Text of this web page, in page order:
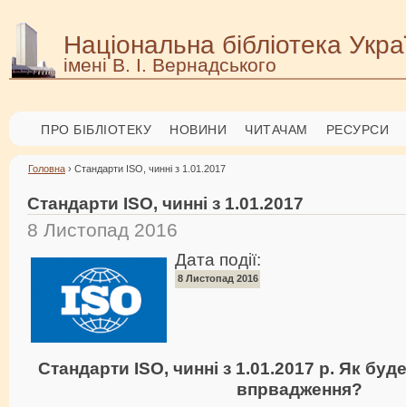
Національна бібліотека
імені В. І. Вернадського
ПРО БІБЛІОТЕКУ НОВИНИ ЧИТАЧАМ РЕСУРСИ
Головна › Стандарти ISO, чинні з 1.01.2017
Стандарти ISO, чинні з 1.01.2017
8 Листопад 2016
Дата події:
8 Листопад 2016
Стандарти ISO, чинні з 1.01.2017 р. Як
впрвадження?